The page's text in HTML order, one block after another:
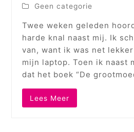
Geen categorie
Twee weken geleden
harde knal naast mij. Ik
van, want ik was net
mijn laptop. Toen ik naast
dat het boek “De
Lees Meer